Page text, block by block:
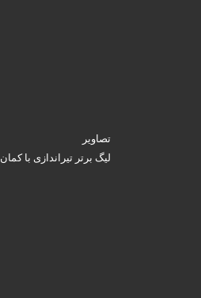
تصاویر
لیگ برتر تیراندازی با کمان